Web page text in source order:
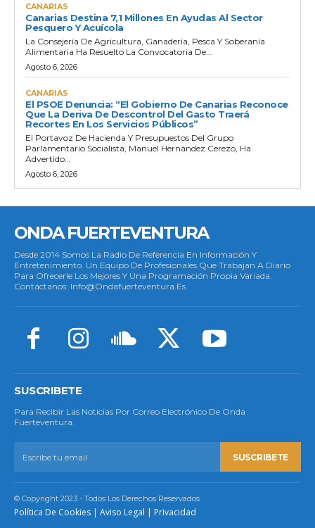
CANARIAS
Canarias Destina 7,1 Millones En Ayudas Al Sector
Pesquero Y Acuícola
La Consejería De Agricultura, Ganadería, Pesca Y Soberanía
Alimentaria Ha Resuelto La Convocatoria De...
Agosto 6, 2026
CANARIAS
El PSOE Denuncia: “El Gobierno De Canarias Reconoce
Que La Deriva De Descontrol Del Gasto Traerá
Recortes En Los Servicios Públicos”
El Portavoz De Hacienda Y Presupuestos Del Grupo
Parlamentario Socialista, Manuel Hernández Cerezo, Ha
Advertido...
Agosto 6, 2026
ONDA FUERTEVENTURA
Desde 2014 Somos La Radio De Referencia En Información Y
Entretenimiento. Un Equipo De Profesionales Que Trabajan A Diario
Para Ofrecerle Los Mejores Y Una Programación Propia Variada.
Contáctanos: Info@ondafuerteventura.es
SUSCRIBETE
Para Recibir Las Noticias Por Correo Electrónico De Onda
Fuerteventura.
SUSCRIBETE
© Copyright 2023 - Todos Los Derechos Reservados.
Política De Cookies | Aviso Legal | Privacidad